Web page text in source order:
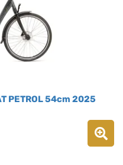
PETROL 54cm 2025